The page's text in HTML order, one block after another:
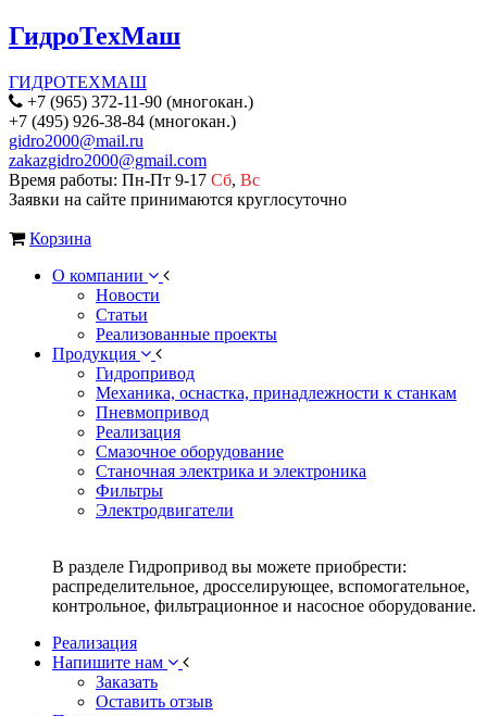
ГидроТехМаш
ГИДРОТЕХМАШ
+7 (965) 372-11-90 (многокан.)
+7 (495) 926-38-84 (многокан.)
gidro2000@mail.ru
zakazgidro2000@gmail.com
Время работы: Пн-Пт 9-17 Сб, Вс
Заявки на сайте принимаются круглосуточно
Корзина
О компании
Новости
Статьи
Реализованные проекты
Продукция
Гидропривод
Механика, оснастка, принадлежности к станкам
Пневмопривод
Реализация
Смазочное оборудование
Станочная электрика и электроника
Фильтры
Электродвигатели
В разделе Гидропривод вы можете приобрести:
распределительное, дросселирующее, вспомогательное,
контрольное, фильтрационное и насосное оборудование.
Реализация
Напишите нам
Заказать
Оставить отзыв